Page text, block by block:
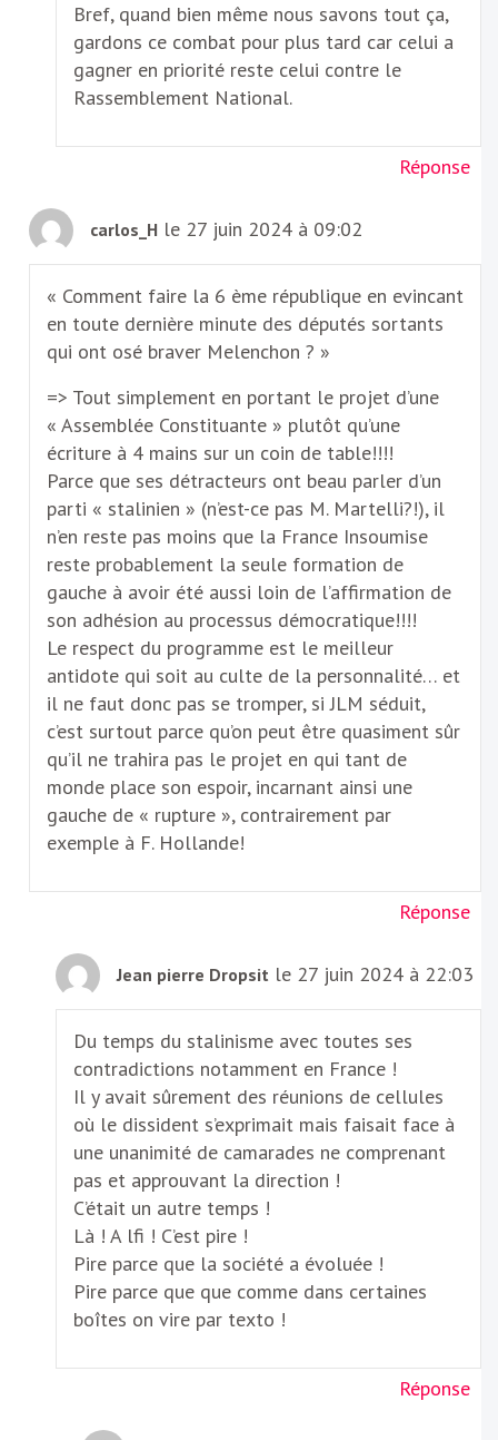
Bref, quand bien même nous savons tout ça,
gardons ce combat pour plus tard car celui a
gagner en priorité reste celui contre le
Rassemblement National.
Réponse
carlos_H le 27 juin 2024 à 09:02
« Comment faire la 6 ème république en evincant
en toute dernière minute des députés sortants
qui ont osé braver Melenchon ? »
=> Tout simplement en portant le projet d’une
« Assemblée Constituante » plutôt qu’une
écriture à 4 mains sur un coin de table!!!!
Parce que ses détracteurs ont beau parler d’un
parti « stalinien » (n’est-ce pas M. Martelli?!), il
n’en reste pas moins que la France Insoumise
reste probablement la seule formation de
gauche à avoir été aussi loin de l’affirmation de
son adhésion au processus démocratique!!!!
Le respect du programme est le meilleur
antidote qui soit au culte de la personnalité… et
il ne faut donc pas se tromper, si JLM séduit,
c’est surtout parce qu’on peut être quasiment sûr
qu’il ne trahira pas le projet en qui tant de
monde place son espoir, incarnant ainsi une
gauche de « rupture », contrairement par
exemple à F. Hollande!
Réponse
Jean pierre Dropsit le 27 juin 2024 à 22:03
Du temps du stalinisme avec toutes ses
contradictions notamment en France !
Il y avait sûrement des réunions de cellules
où le dissident s’exprimait mais faisait face à
une unanimité de camarades ne comprenant
pas et approuvant la direction !
C’était un autre temps !
Là ! A lfi ! C’est pire !
Pire parce que la société a évoluée !
Pire parce que que comme dans certaines
boîtes on vire par texto !
Réponse